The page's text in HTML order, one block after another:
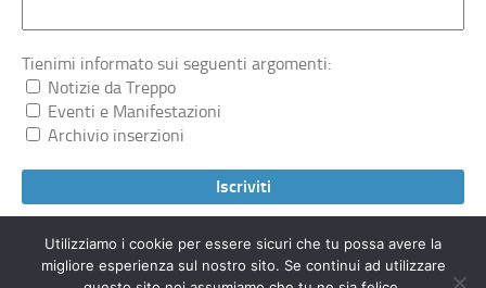
Tienimi informato sui seguenti argomenti:
Notizie da Treppo
Eventi e Manifestazioni
Archivio inserzioni
Treppocarnico.org © 2026. Tutti i diritti riservati.
Utilizziamo i cookie per essere sicuri che tu possa avere la
migliore esperienza sul nostro sito. Se continui ad utilizzare